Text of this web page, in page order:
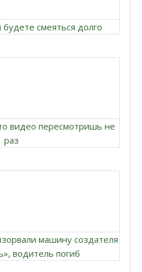
смеяться долго
видео пересмотришь не
раз
машину создателя
водитель погиб